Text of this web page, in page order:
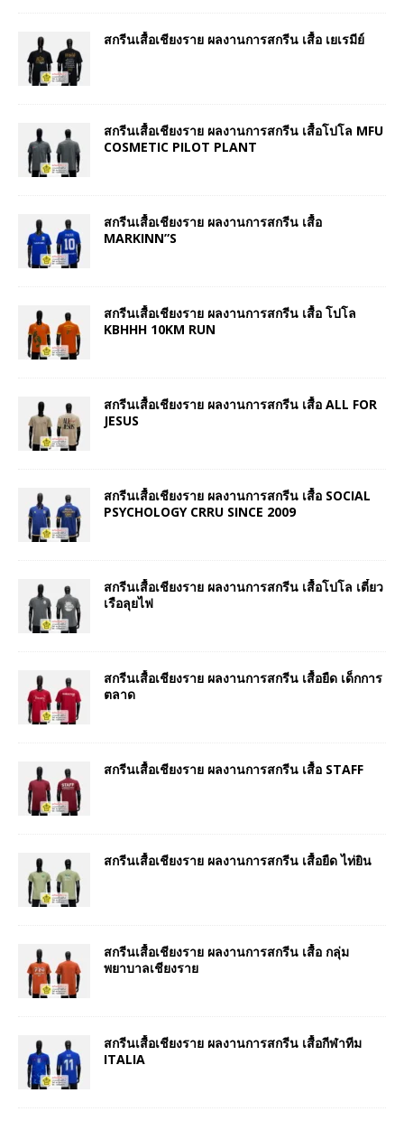
สกรีนเสื้อเชียงราย ผลงานการสกรีน เสื้อ เยเรมีย์
สกรีนเสื้อเชียงราย ผลงานการสกรีน เสื้อโปโล MFU
COSMETIC PILOT PLANT
สกรีนเสื้อเชียงราย ผลงานการสกรีน เสื้อ
MARKINN”S
สกรีนเสื้อเชียงราย ผลงานการสกรีน เสื้อ โปโล
KBHHH 10KM RUN
สกรีนเสื้อเชียงราย ผลงานการสกรีน เสื้อ ALL FOR
JESUS
สกรีนเสื้อเชียงราย ผลงานการสกรีน เสื้อ SOCIAL
PSYCHOLOGY CRRU SINCE 2009
สกรีนเสื้อเชียงราย ผลงานการสกรีน เสื้อโปโล เตี๋ยว
เรือลุยไฟ
สกรีนเสื้อเชียงราย ผลงานการสกรีน เสื้อยืด เด็กการ
ตลาด
สกรีนเสื้อเชียงราย ผลงานการสกรีน เสื้อ STAFF
สกรีนเสื้อเชียงราย ผลงานการสกรีน เสื้อยืด ไท่ยิน
สกรีนเสื้อเชียงราย ผลงานการสกรีน เสื้อ กลุ่ม
พยาบาลเชียงราย
สกรีนเสื้อเชียงราย ผลงานการสกรีน เสื้อกีฬาทีม
ITALIA